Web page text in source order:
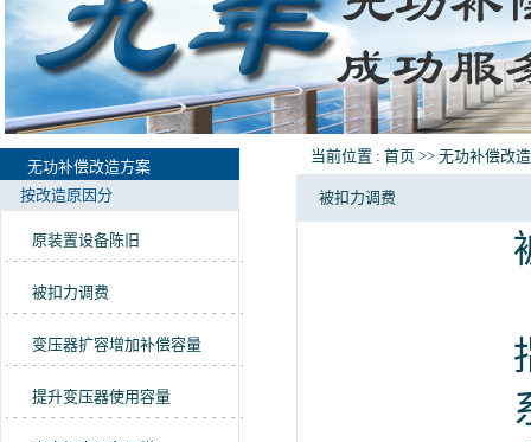
无功补偿改造方案
按改造原因分
原装置设备陈旧
被扣力调费
变压器扩容增加补偿容量
提升变压器使用容量
当前位置 : 首页 >> 无功补偿改
被扣力调费